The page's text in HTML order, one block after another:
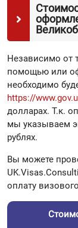
Независимо от
помощью или
необходимо
https://
долларах. Т.к.
мы указываем
рублях.
Вы можете
оплату